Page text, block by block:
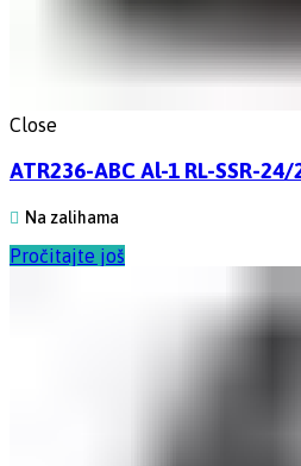
Close
ATR236-ABC Al-1 RL-SSR-
Na zalihama
Pročitajte još